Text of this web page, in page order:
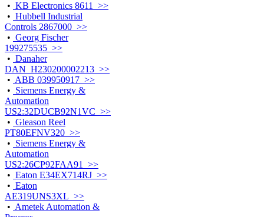
• KB Electronics 8611 >>
• Hubbell Industrial
Controls 2867000 >>
• Georg Fischer
199275535 >>
• Danaher
DAN_H230200002213 >>
• ABB 039950917 >>
• Siemens Energy &
Automation
US2:32DUCB92N1VC >>
• Gleason Reel
PT80EFNV320 >>
• Siemens Energy &
Automation
US2:26CP92FAA91 >>
• Eaton E34EX714RJ >>
• Eaton
AE319UNS3XL >>
• Ametek Automation &